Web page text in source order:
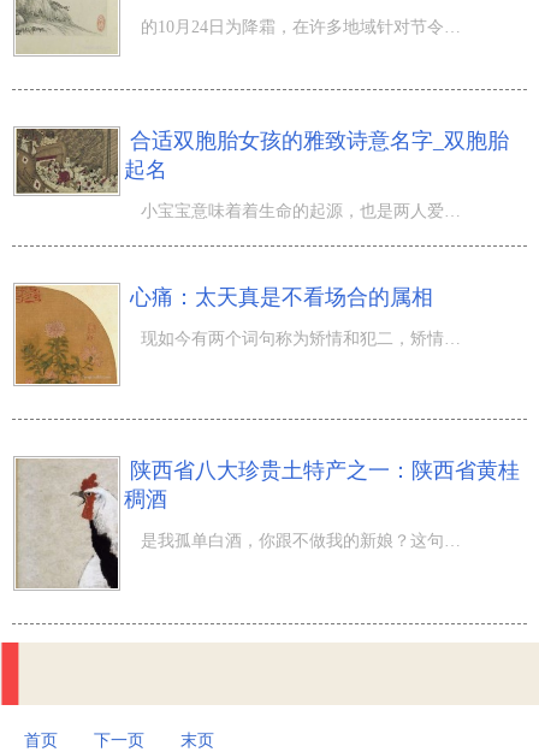
合适双胞胎女孩的雅致诗意名字_双胞胎
起名
小宝宝意味着着生命的起源，也是两人爱情的结晶品，当小宝宝赶到这一全世界以后，每名父母都会倾其自身的工
心痛：太天真是不看场合的属相
现如今有两个词句称为矫情和犯二，矫情关键指的便是这些总在不应该有的场所上容光焕发自身的责任心，及其与
陕西省八大珍贵土特产之一：陕西省黄桂
稠酒
首页 下一页 末页